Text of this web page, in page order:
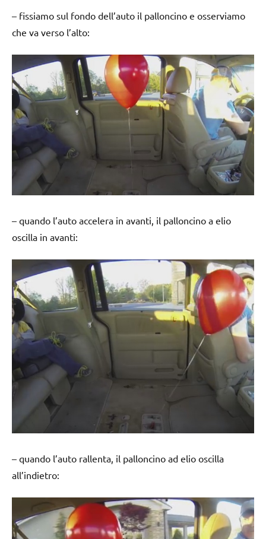
– fissiamo sul fondo dell’auto il palloncino e osserviamo
che va verso l’alto:
– quando l’auto accelera in avanti, il palloncino a elio
oscilla in avanti:
– quando l’auto rallenta, il palloncino ad elio oscilla
all’indietro: